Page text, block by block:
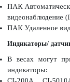
ПАК
видеонаблюдение
ПАК Удаленное
Индикаторы/
В весах могут
индикаторы:
СI-200A, CI-